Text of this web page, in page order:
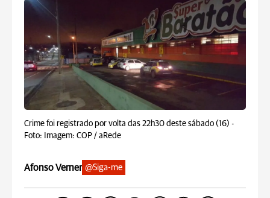
Crime foi registrado por volta das 22h30 deste sábado (16) -
Foto: Imagem: COP / aRede
Afonso Verner @Siga-me